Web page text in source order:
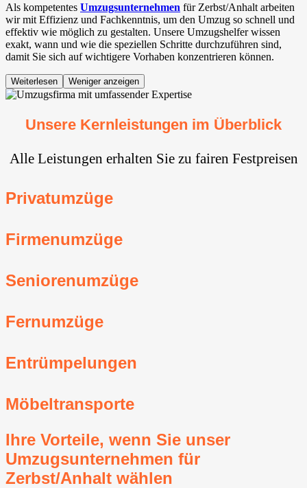
Als kompetentes Umzugsunternehmen für Zerbst/Anhalt arbeiten
wir mit Effizienz und Fachkenntnis, um den Umzug so schnell und
effektiv wie möglich zu gestalten. Unsere Umzugshelfer wissen
exakt, wann und wie die speziellen Schritte durchzuführen sind,
damit Sie sich auf wichtigere Vorhaben konzentrieren können.
Weiterlesen Weniger anzeigen
Unsere Kernleistungen im Überblick
Alle Leistungen erhalten Sie zu fairen Festpreisen
Privatumzüge
Firmenumzüge
Seniorenumzüge
Fernumzüge
Entrümpelungen
Möbeltransporte
Ihre Vorteile, wenn Sie unser
Umzugsunternehmen für
Zerbst/Anhalt wählen